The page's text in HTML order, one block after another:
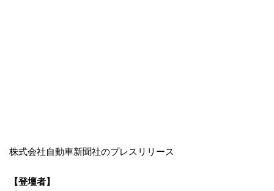
株式会社自動車新聞社のプレスリリース
【登壇者】